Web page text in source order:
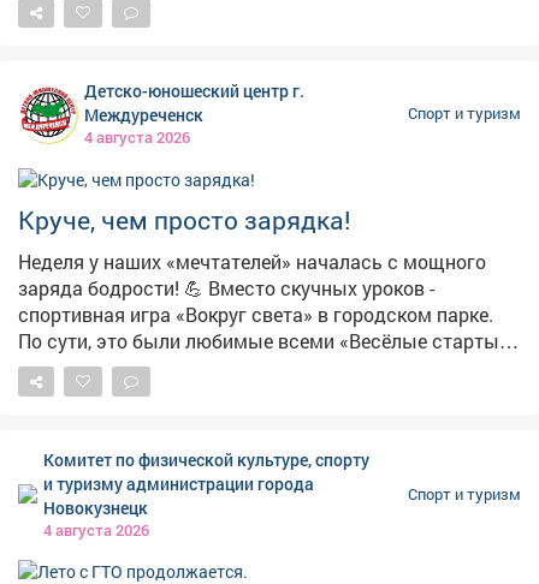
Покорите трассу «Югус-таг». В программе: забеги,
испытание с автомобилем. 📞 Подробная информация
по тел.: 8-923-467-93-53. #югустаг#visitkuzbass#югус
Детско-юношеский центр г.
Междуреченск
4 августа 2026
Спорт и туризм
Круче, чем просто зарядка!
Неделя у наших «мечтателей» началась с мощного
заряда бодрости! 💪 Вместо скучных уроков -
спортивная игра «Вокруг света» в городском парке.
По сути, это были любимые всеми «Весёлые старты»,
только в разы интереснее! Ребята бегали, прыгали,
проявляли чудеса ловкости и, конечно, поддерживали
Но каждый участник усвоил главное: спорт - это не
просто соревнование, это залог хорошего настроения
и крепкого иммунитета. Заряжаемся позитивом на
Комитет по физической культуре, спорту
и туризму администрации города
Новокузнецк
4 августа 2026
Спорт и туризм